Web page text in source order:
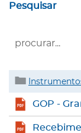
Pesquisar
GOP -